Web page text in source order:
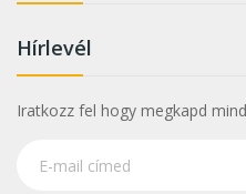
Hírlevél
Iratkozz fel hogy megkapd